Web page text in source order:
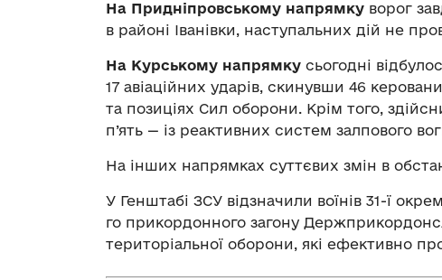
На Придніпровському напрямку ворог
в районі Іванівки, наступальних дій не
На Курському напрямку сьогодні
17 авіаційних ударів, скинувши 46
та позиціях Сил оборони. Крім того,
п’ять — із реактивних систем залпового
На інших напрямках суттєвих змін в
У Генштабі ЗСУ відзначили воїнів 31-ї
го прикордонного загону
територіальної оборони, які ефективно